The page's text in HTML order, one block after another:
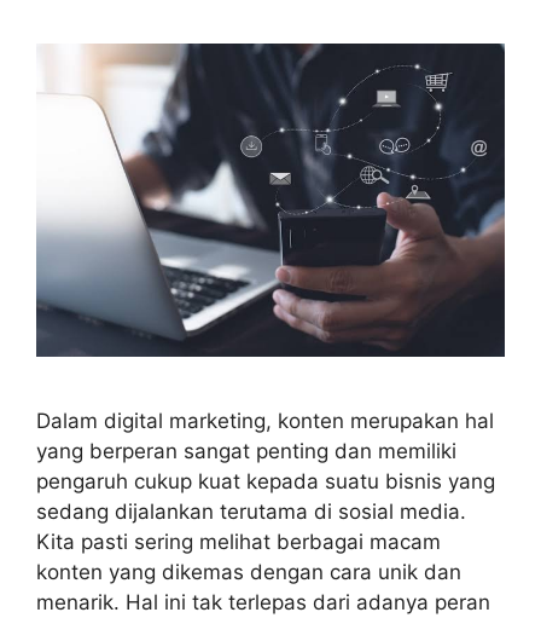
Dalam digital marketing, konten merupakan hal
yang berperan sangat penting dan memiliki
pengaruh cukup kuat kepada suatu bisnis yang
sedang dijalankan terutama di sosial media.
Kita pasti sering melihat berbagai macam
konten yang dikemas dengan cara unik dan
menarik. Hal ini tak terlepas dari adanya peran